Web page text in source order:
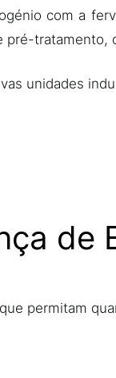
com a
unidades
de
permitam